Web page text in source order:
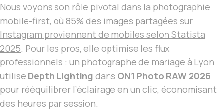
Nous voyons son rôle pivotal dans la photographie
mobile-first, où 85% des images partagées sur
Instagram proviennent de mobiles selon Statista
2025. Pour les pros, elle optimise les flux
professionnels : un photographe de mariage à Lyon
utilise Depth Lighting dans ON1 Photo RAW 2026
pour rééquilibrer l’éclairage en un clic, économisant
des heures par session.